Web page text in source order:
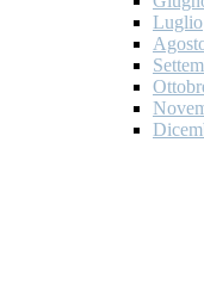
Luglio